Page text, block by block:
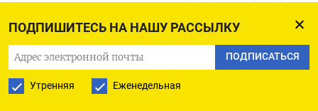
ПОДПИШИТЕСЬ НА НАШУ РАССЫЛКУ
ПОДПИСАТЬСЯ
Утренняя Еженедельная
курсовой переоценки еще бы $10 миллиардов
получил себе в карман. Как такое простое
уравнение не приходит в голову наших
центробанкиров, мы не знаем», - сказал Кашуба.